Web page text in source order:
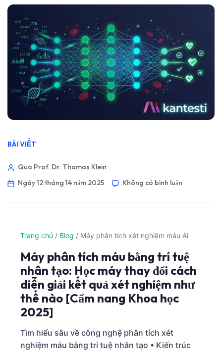
BÀI VIẾT
Qua Prof. Dr. Thomas Klein
Ngày 12 tháng 14 năm 2025
Không có bình luận
Trang chủ / Blog / Máy phân tích xét nghiệm máu AI
Máy phân tích máu bằng trí tuệ
nhân tạo: Học máy thay đổi cách
diễn giải kết quả xét nghiệm như
thế nào [Cẩm nang Khoa học
2025]
Tìm hiểu sâu về công nghệ phân tích xét
nghiệm máu bằng trí tuệ nhân tạo • Kiến trúc